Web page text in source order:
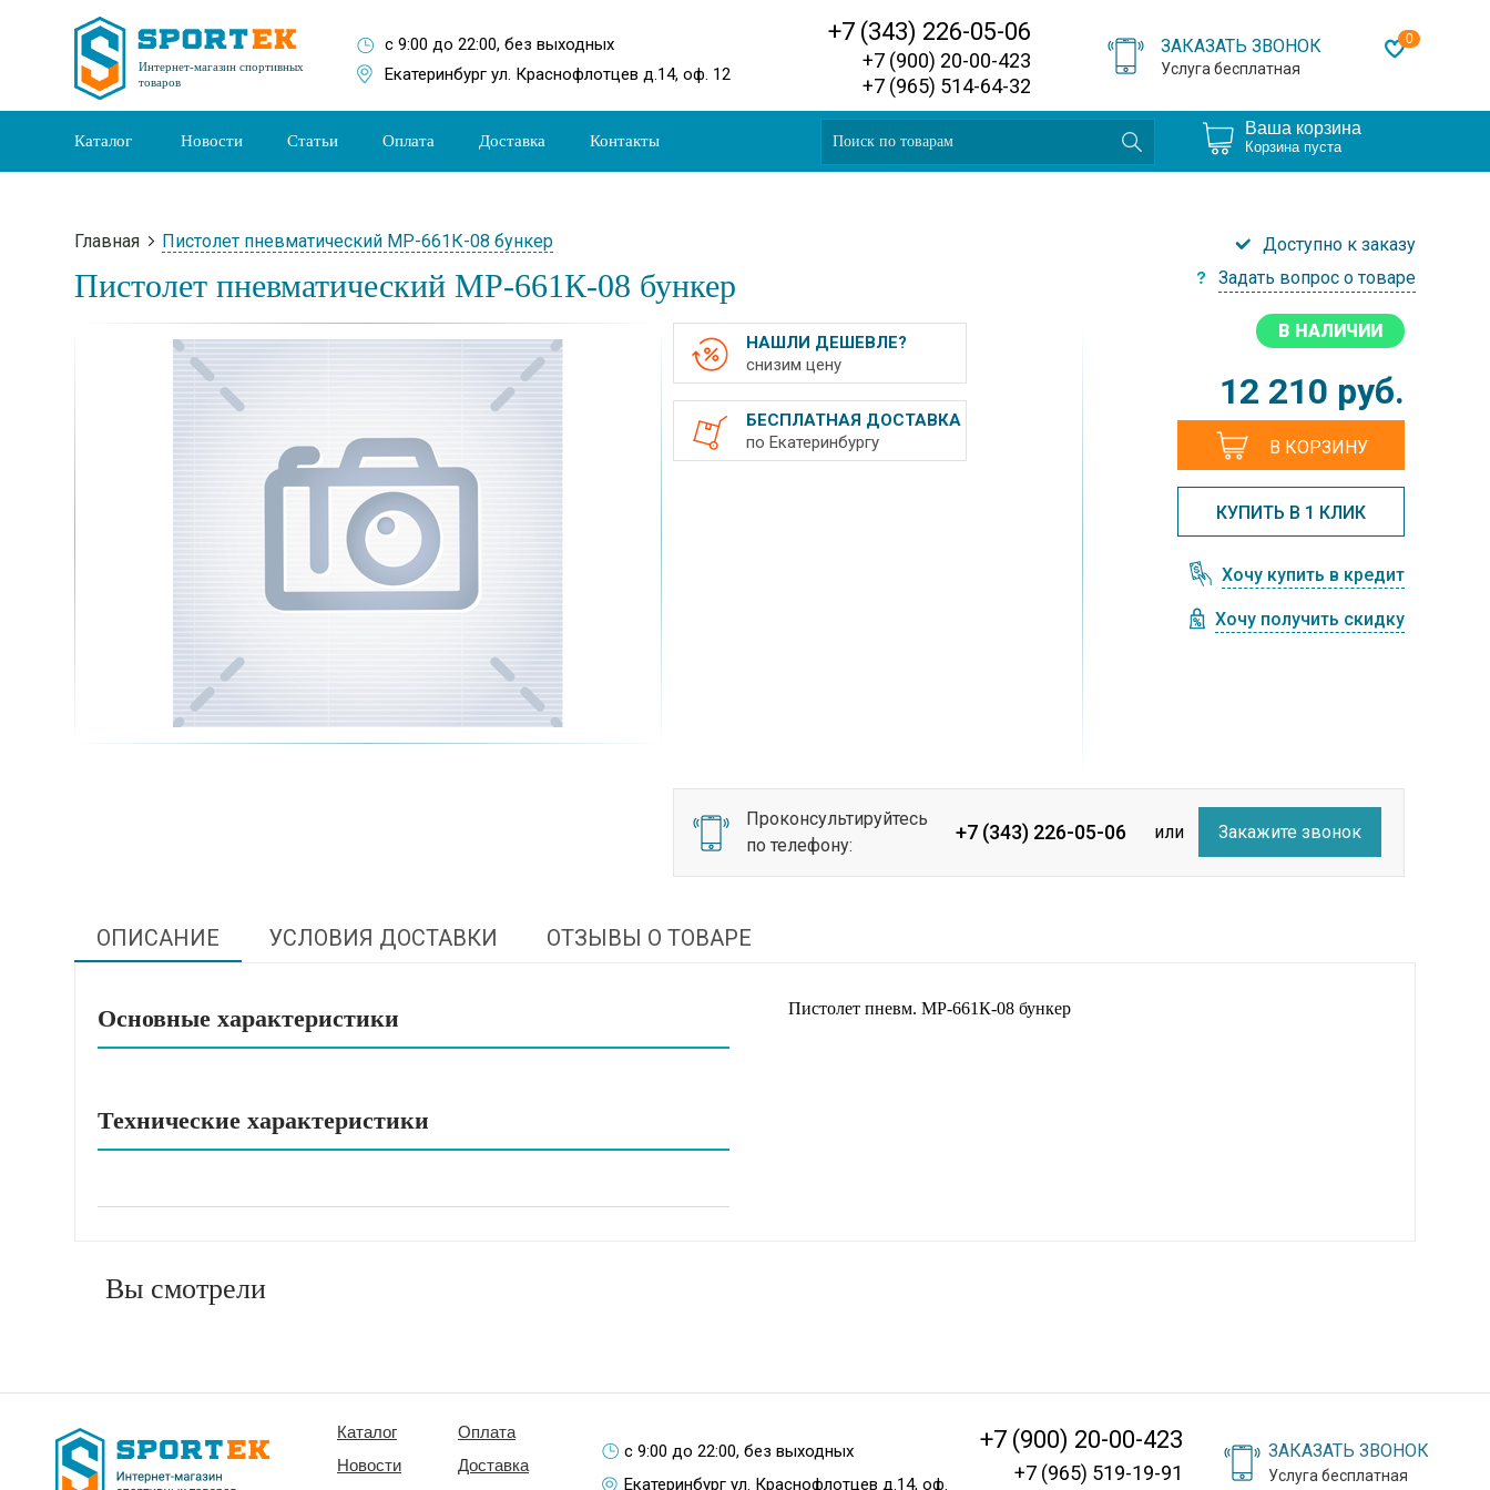
Интернет-магазин спортивных
товаров
с 9:00 до 22:00, без выходных
Екатеринбург ул. Краснофлотцев д.14, оф. 12
+7 (343) 226-05-06
+7 (900) 20-00-423
+7 (965) 514-64-32
ЗАКАЗАТЬ ЗВОНОК
Услуга бесплатная
0
Каталог Новости Статьи Оплата Доставка Контакты
Ваша корзина
Корзина пуста
Главная Пистолет пневматический МР-661К-08 бункер
Пистолет пневматический МР-661К-08 бункер
Доступно к заказу
Задать вопрос о товаре
НАШЛИ ДЕШЕВЛЕ?
снизим цену
БЕСПЛАТНАЯ ДОСТАВКА
по Екатеринбургу
В НАЛИЧИИ
12 210 руб.
В КОРЗИНУ
КУПИТЬ В 1 КЛИК
Хочу купить в кредит
Хочу получить скидку
Проконсультируйтесь
по телефону:
+7 (343) 226-05-06 или Закажите звонок
ОПИСАНИЕ УСЛОВИЯ ДОСТАВКИ ОТЗЫВЫ О ТОВАРЕ
Пистолет пневм. МР-661К-08 бункер
Основные характеристики
Технические характеристики
Вы смотрели
Каталог
Новости
Оплата
Доставка
с 9:00 до 22:00, без выходных
Екатеринбург ул. Краснофлотцев д.14, оф.
+7 (900) 20-00-423
+7 (965) 519-19-91
ЗАКАЗАТЬ ЗВОНОК
Услуга бесплатная